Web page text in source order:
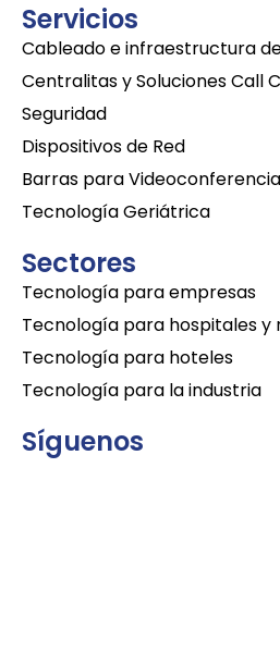
Servicios
Cableado e infraestructura
Centralitas y Soluciones Call
Seguridad
Dispositivos de Red
Barras para Videoconferencia
Tecnología Geriátrica
Sectores
Tecnología para empresas
Tecnología para hospitales y
Tecnología para hoteles
Tecnología para la industria
Síguenos